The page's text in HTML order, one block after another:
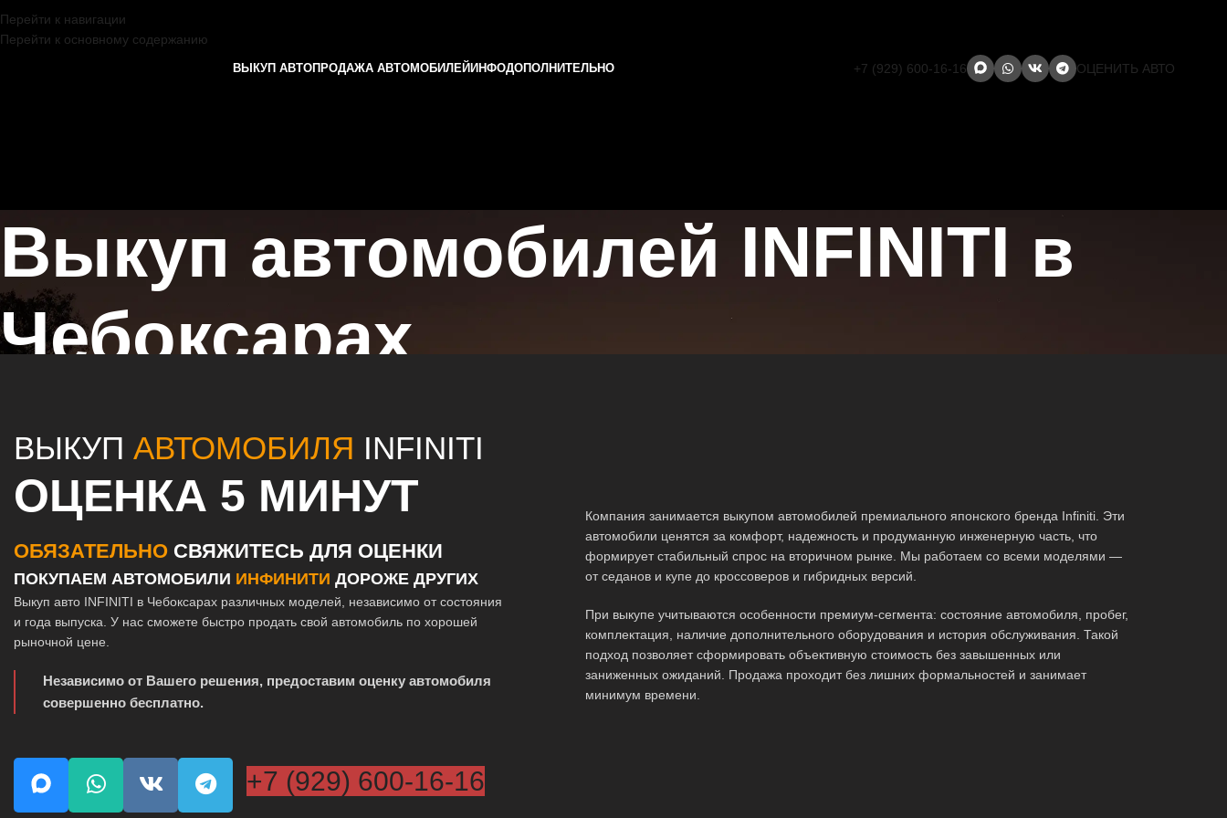
Перейти к навигации
Перейти к основному содержанию
ВЫКУП АВТОПРОДАЖА АВТОМОБИЛЕЙ ИНФОДОПОЛНИТЕЛЬНО +7 (929) 600-16-16 ОЦЕНИТЬ АВТО
Выкуп автомобилей INFINITI в
Чебоксарах
ВЫКУП АВТОМОБИЛЯ INFINITI
ОЦЕНКА 5 МИНУТ
ОБЯЗАТЕЛЬНО СВЯЖИТЕСЬ ДЛЯ ОЦЕНКИ
ПОКУПАЕМ АВТОМОБИЛИ ИНФИНИТИ ДОРОЖЕ ДРУГИХ
Выкуп авто INFINITI в Чебоксарах различных моделей, независимо от состояния
и года выпуска. У нас сможете быстро продать свой автомобиль по хорошей
рыночной цене.
Независимо от Вашего решения, предоставим оценку автомобиля
совершенно бесплатно.
+7 (929) 600-16-16
Компания занимается выкупом автомобилей премиального японского бренда Infiniti. Эти
автомобили ценятся за комфорт, надежность и продуманную инженерную часть, что
формирует стабильный спрос на вторичном рынке. Мы работаем со всеми моделями —
от седанов и купе до кроссоверов и гибридных версий.
При выкупе учитываются особенности премиум-сегмента: состояние автомобиля, пробег,
комплектация, наличие дополнительного оборудования и история обслуживания. Такой
подход позволяет сформировать объективную стоимость без завышенных или
заниженных ожиданий. Продажа проходит без лишних формальностей и занимает
минимум времени.